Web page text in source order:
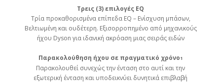
Τρεις (3) επιλογές EQ
Τρία προκαθορισμένα επίπεδα EQ – Ενίσχυση μπάσων,
Βελτιωμένη και ουδέτερη. Εξισορροπημένο από μηχανικούς
ήχου Dyson για ιδανική ακρόαση μιας σειράς ειδών
Παρακολούθηση ήχου σε πραγματικό χρόνο1
Παρακολουθεί συνεχώς την ένταση στο αυτί και την
εξωτερική ένταση και υποδεικνύει δυνητικά επιβλαβή